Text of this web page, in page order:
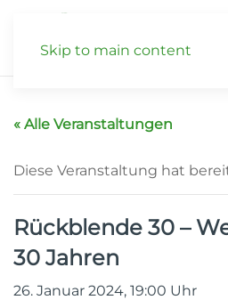
Skip to main content
« Alle Veranstaltungen
Diese Veranstaltung hat
Rückblende 30 –
30 Jahren
26. Januar 2024, 19:00 Uhr